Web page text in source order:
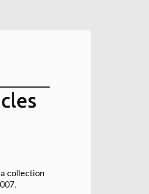
collection